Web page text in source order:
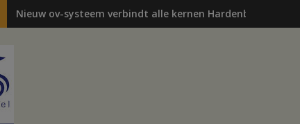
Nieuw ov-systeem verbindt alle kernen Hardenberg